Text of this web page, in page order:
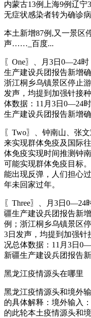
内蒙古13例上海9例辽宁
无症状感染者转为确诊
本土新增87例,又一景区
声……_百度...
〖One〗、月3日0—24
生产建设兵团报告新增
浙江桐乡乌镇景区停止
发声，均提到加强针接
体数据：11月3日0—24
生产建设兵团报告新增确
〖Two〗、钟南山、张
来实现群体免疫及国际
体免疫实现时间推测钟
可能实现群体免疫目标
能出现反弹，人们担心
年未回家过年。
〖Three〗、月3日0—24
疆生产建设兵团报告新
例；浙江桐乡乌镇景区
3日发声，均提到加强
况总体数据：11月3日
新疆生产建设兵团报告
黑龙江疫情源头在哪里
黑龙江疫情源头和境外
的具体解释：境外输入
的此轮本土疫情源头和